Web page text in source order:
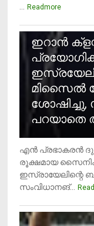
... Readmore
ഇറാന്‍
മിസൈല്‍
ശോഷിച്ചു,
പറയാതെ
എന്‍ പ്രഭാകരന്‍
രൂക്ഷമായ
ഇസ്രായേലിന്റെ
സംവിധാനങ്...